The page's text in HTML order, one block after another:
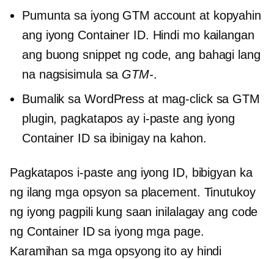
Pumunta sa iyong GTM account at kopyahin
ang iyong Container ID. Hindi mo kailangan
ang buong snippet ng code, ang bahagi lang
na nagsisimula sa GTM-.
Bumalik sa WordPress at mag-click sa GTM
plugin, pagkatapos ay i-paste ang iyong
Container ID sa ibinigay na kahon.
Pagkatapos i-paste ang iyong ID, bibigyan ka
ng ilang mga opsyon sa placement. Tinutukoy
ng iyong pagpili kung saan inilalagay ang code
ng Container ID sa iyong mga page.
Karamihan sa mga opsyong ito ay hindi